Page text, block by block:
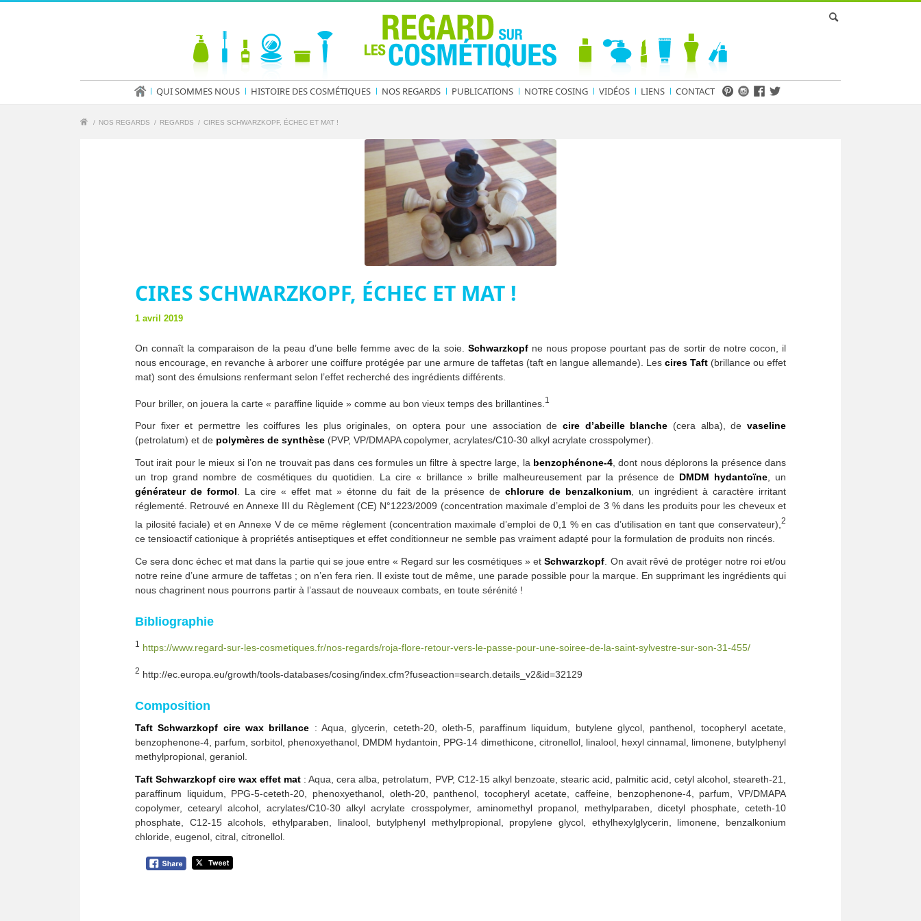
QUI SOMMES NOUS HISTOIRE DES COSMÉTIQUES NOS REGARDS PUBLICATIONS NOTRE COSING VIDÉOS LIENS CONTACT
/ NOS REGARDS / REGARDS / CIRES SCHWARZKOPF, ÉCHEC ET MAT !
CIRES SCHWARZKOPF, ÉCHEC ET MAT !
1 avril 2019
On connaît la comparaison de la peau d’une belle femme avec de la soie. Schwarzkopfne nous propose pourtant pas de sortir de notre cocon, il
nous encourage, en revanche à arborer une coiffure protégée par une armure de taffetas (taft en langue allemande). Les cires Taft (brillance ou effet
mat) sont des émulsions renfermant selon l’effet recherché des ingrédients différents.
Pour briller, on jouera la carte « paraffine liquide » comme au bon vieux temps des brillantines. 1
Pour fixer et permettre les coiffures les plus originales, on optera pour une association de cire d’abeille blanche (cera alba), devaseline
(petrolatum) et de polymères de synthèse (PVP, VP/DMAPA copolymer, acrylates/C10-30 alkyl acrylate crosspolymer).
Tout irait pour le mieux si l’on ne trouvait pas dans ces formules un filtre à spectre large, la benzophénone-4, dont nous déplorons la présence dans
un trop grand nombre de cosmétiques du quotidien. La cire « brillance » brille malheureusement par la présence de DMDM hydantoïne, un
générateur de formol. La cire « effet mat » étonne du fait de la présence de chlorure de benzalkonium, un ingrédient à caractère irritant
réglementé. Retrouvé en Annexe III du Règlement (CE) N°1223/2009 (concentration maximale d’emploi de 3 % dans les produits pour les cheveux et
la pilosité faciale) et en Annexe V de ce même règlement (concentration maximale d’emploi de 0,1 % en cas d’utilisation en tant que conservateur), 2
ce tensioactif cationique à propriétés antiseptiques et effet conditionneur ne semble pas vraiment adapté pour la formulation de produits non rincés.
Ce sera donc échec et mat dans la partie qui se joue entre « Regard sur les cosmétiques » etSchwarzkopf . On avait rêvé de protéger notre roi et/ou
notre reine d’une armure de taffetas ; on n’en fera rien. Il existe tout de même, une parade possible pour la marque. En supprimant les ingrédients qui
nous chagrinent nous pourrons partir à l’assaut de nouveaux combats, en toute sérénité !
Bibliographie
1 https://www.regard-sur-les-cosmetiques.fr/nos-regards/roja-flore-retour-vers-le-passe-pour-une-soiree-de-la-saint-sylvestre-sur-son-31-455/
2 http://ec.europa.eu/growth/tools-databases/cosing/index.cfm?fuseaction=search.details_v2&id=32129
Composition
Taft Schwarzkopf cire wax brillance : Aqua, glycerin, ceteth-20, oleth-5, paraffinum liquidum, butylene glycol, panthenol, tocopheryl acetate,
benzophenone-4, parfum, sorbitol, phenoxyethanol, DMDM hydantoin, PPG-14 dimethicone, citronellol, linalool, hexyl cinnamal, limonene, butylphenyl
methylpropional, geraniol.
Taft Schwarzkopf cire wax effet mat : Aqua, cera alba, petrolatum, PVP, C12-15 alkyl benzoate, stearic acid, palmitic acid, cetyl alcohol, steareth-21,
paraffinum liquidum, PPG-5-ceteth-20, phenoxyethanol, oleth-20, panthenol, tocopheryl acetate, caffeine, benzophenone-4, parfum, VP/DMAPA
copolymer, cetearyl alcohol, acrylates/C10-30 alkyl acrylate crosspolymer, aminomethyl propanol, methylparaben, dicetyl phosphate, ceteth-10
phosphate, C12-15 alcohols, ethylparaben, linalool, butylphenyl methylpropional, propylene glycol, ethylhexylglycerin, limonene, benzalkonium
chloride, eugenol, citral, citronellol.